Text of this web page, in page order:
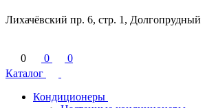
Лихачёвский пр. 6, стр. 1, Долгопрудный
0 0
0
Каталог
Кондиционеры